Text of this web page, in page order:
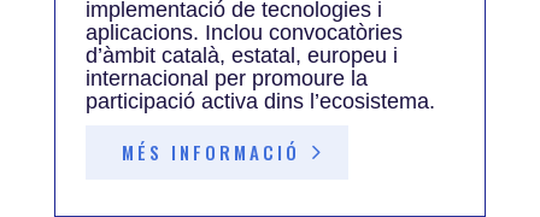
implementació de tecnologies i
aplicacions. Inclou convocatòries
d’àmbit català, estatal, europeu i
internacional per promoure la
participació activa dins l’ecosistema.
MÉS INFORMACIÓ